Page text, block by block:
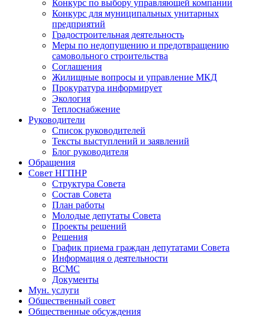
Конкурс по выбору управляющей компании
Конкурс для муниципальных унитарных
предприятий
Градостроительная деятельность
Меры по недопущению и предотвращению
самовольного строительства
Соглашения
Жилищные вопросы и управление МКД
Прокуратура информирует
Экология
Теплоснабжение
Руководители
Список руководителей
Тексты выступлений и заявлений
Блог руководителя
Обращения
Совет НГПНР
Структура Совета
Состав Совета
План работы
Молодые депутаты Совета
Проекты решений
Решения
График приема граждан депутатами Совета
Информация о деятельности
ВСМС
Документы
Мун. услуги
Общественный совет
Общественные обсуждения